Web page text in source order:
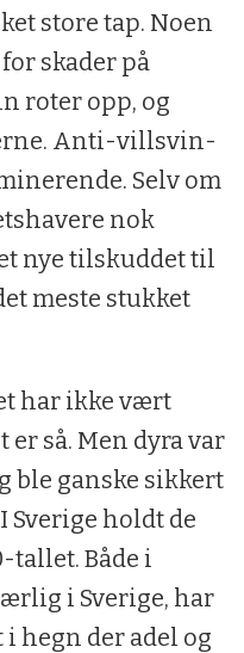
store tap. Noen
skader på
roter opp, og
Anti-villsvin-
Selv om
nok
nye tilskuddet til
meste stukket
har ikke vært
så. Men dyra var
ble ganske sikkert
Sverige holdt de
tallet. Både i
i Sverige, har
hegn der adel og